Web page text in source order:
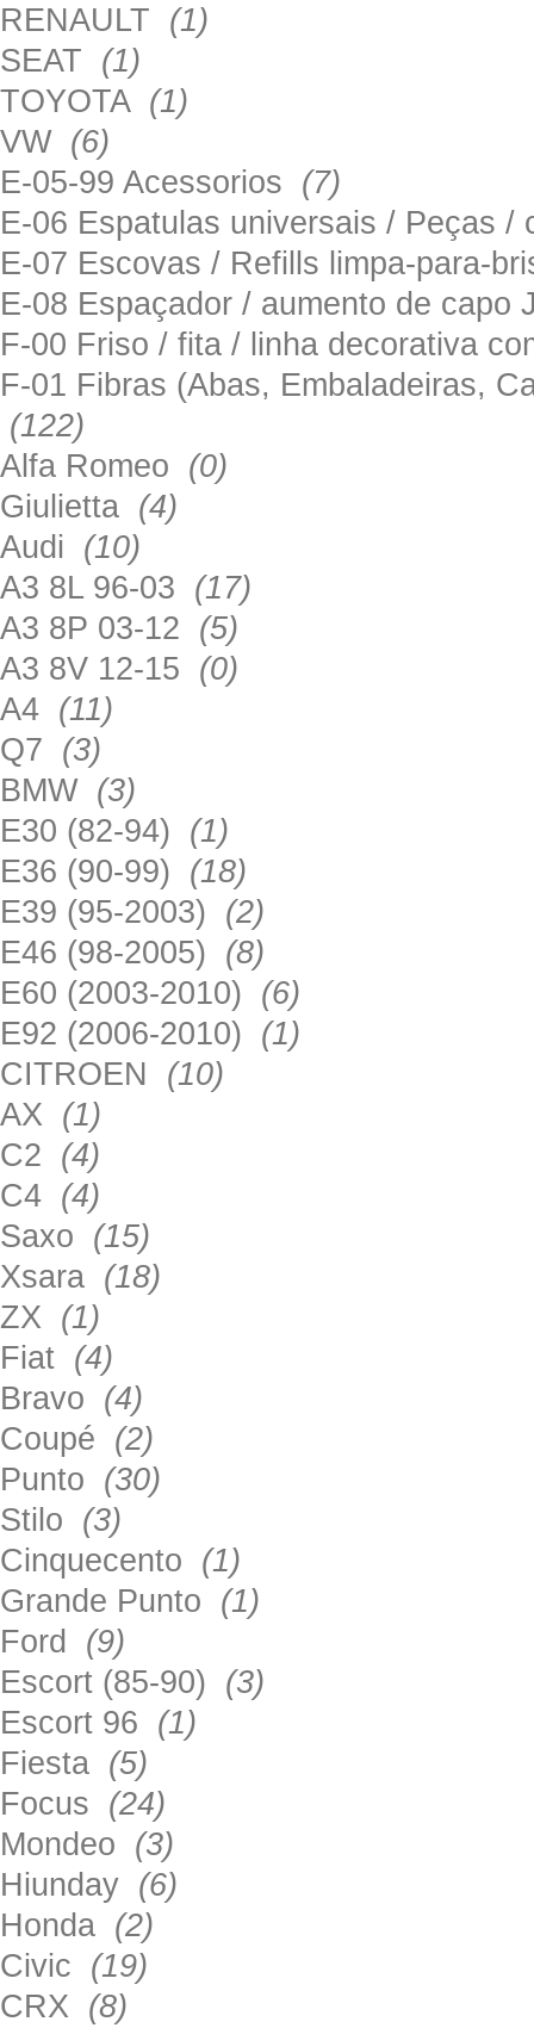
RENAULT (1)
SEAT (1)
TOYOTA (1)
VW (6)
E-05-99 Acessorios (7)
E-06 Espatulas universais / Peças
E-07 Escovas / Refills limpa-para-
E-08 Espaçador / aumento de
F-00 Friso / fita / linha decorativa
F-01 Fibras (Abas, Embaladeiras,
(122)
Alfa Romeo (0)
Giulietta (4)
Audi (10)
A3 8L 96-03 (17)
A3 8P 03-12 (5)
A3 8V 12-15 (0)
A4 (11)
Q7 (3)
BMW (3)
E30 (82-94) (1)
E36 (90-99) (18)
E39 (95-2003) (2)
E46 (98-2005) (8)
E60 (2003-2010) (6)
E92 (2006-2010) (1)
CITROEN (10)
AX (1)
C2 (4)
C4 (4)
Saxo (15)
Xsara (18)
ZX (1)
Fiat (4)
Bravo (4)
Coupé (2)
Punto (30)
Stilo (3)
Cinquecento (1)
Grande Punto (1)
Ford (9)
Escort (85-90) (3)
Escort 96 (1)
Fiesta (5)
Focus (24)
Mondeo (3)
Hiunday (6)
Honda (2)
Civic (19)
CRX (8)